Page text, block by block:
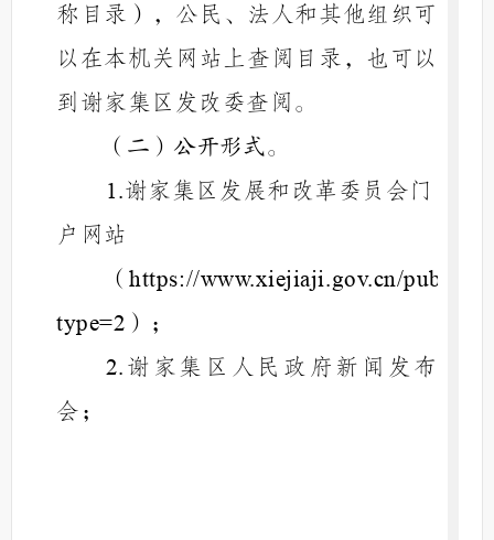
称目录），公民、法人和其他组织可
以在本机关网站上查阅目录，也可以
到谢家集区发改委查阅。
（二）公开形式。
1.谢家集区发展和改革委员会门
户网站
（https://www.xiejiaji.gov.cn/public/
type=2 ）；
2. 谢家集区 人民 政府新闻发布
会；